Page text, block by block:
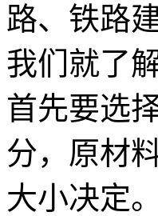
路、铁路
我们就了
首先要选
分，原材
大小决定。